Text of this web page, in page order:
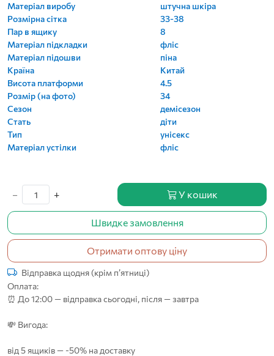
Матеріал виробу
штучна шкіра
Розмірна сітка
33-38
Пар в ящику
8
Матеріал підкладки
фліс
Матеріал підошви
піна
Країна
Китай
Висота платформи
4.5
Розмір (на фото)
34
Сезон
демісезон
Стать
діти
Тип
унісекс
Матеріал устілки
фліс
− + У кошик
Швидке замовлення
Отримати оптову ціну
Відправка щодня (крім п’ятниці)
Оплата:
⏰ До 12:00 — відправка сьогодні, після — завтра
💸 Вигода:
від 5 ящиків — -50% на доставку